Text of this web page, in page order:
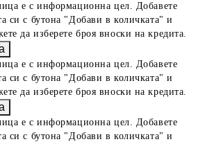
е с информационна цел. Добавете
си с бутона "Добави в количката" и
да изберете броя вноски на кредита.
е с информационна цел. Добавете
си с бутона "Добави в количката" и
да изберете броя вноски на кредита.
е с информационна цел. Добавете
си с бутона "Добави в количката" и